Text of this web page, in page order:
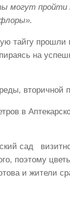
могут
тайгу
на
вторичной
в
сад
поэтому
и жители